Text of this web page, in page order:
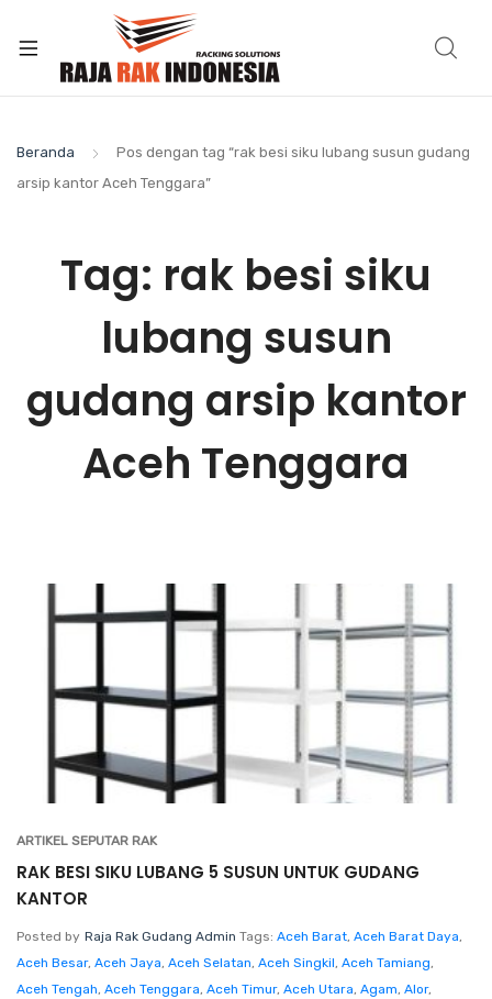
Beranda
Pos dengan tag “rak besi siku lubang susun gudang
arsip kantor Aceh Tenggara”
Tag: rak besi siku
lubang susun
gudang arsip kantor
Aceh Tenggara
ARTIKEL SEPUTAR RAK
RAK BESI SIKU LUBANG 5 SUSUN UNTUK GUDANG
KANTOR
Posted by Raja Rak Gudang Admin Tags: Aceh Barat, Aceh Barat Daya,
Aceh Besar, Aceh Jaya, Aceh Selatan, Aceh Singkil, Aceh Tamiang,
Aceh Tengah, Aceh Tenggara, Aceh Timur, Aceh Utara, Agam, Alor,